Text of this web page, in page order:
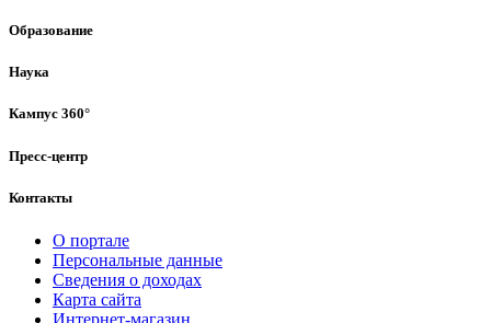
Образование
Наука
Кампус 360°
Пресс-центр
Контакты
О портале
Персональные данные
Сведения о доходах
Карта сайта
Интернет-магазин